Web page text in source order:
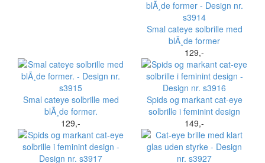
Smal cateye solbrille med
blÃ¸de former
129,-
Smal cateye solbrille med
blÃ¸de former.
129,-
Spids og markant cat-eye
solbrille i feminint design
149,-